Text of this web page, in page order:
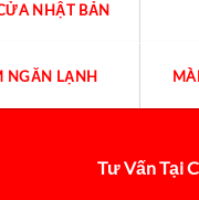
NHẬT BẢN
NGĂN LẠNH
Tư Vấn Tại